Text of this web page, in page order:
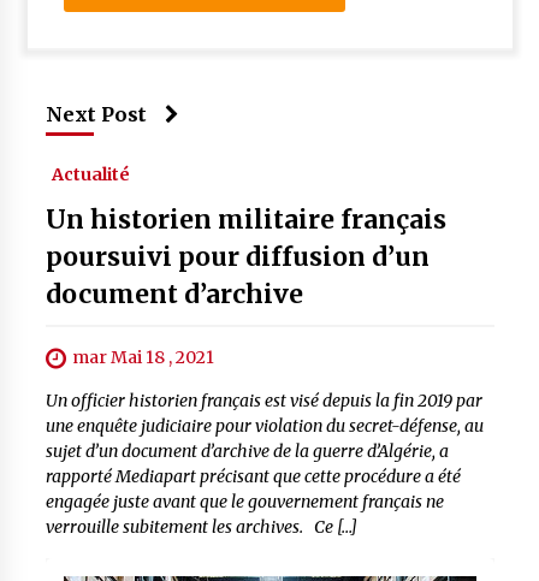
Next Post
Actualité
Un historien militaire français
poursuivi pour diffusion d’un
document d’archive
mar Mai 18 , 2021
Un officier historien français est visé depuis la fin 2019 par
une enquête judiciaire pour violation du secret-défense, au
sujet d’un document d’archive de la guerre d’Algérie, a
rapporté Mediapart précisant que cette procédure a été
engagée juste avant que le gouvernement français ne
verrouille subitement les archives. Ce […]